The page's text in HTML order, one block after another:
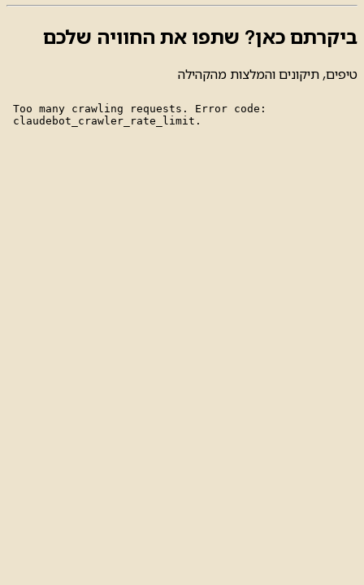
ביקרתם כאן? שתפו את החוויה שלכם
טיפים, תיקונים והמלצות מהקהילה